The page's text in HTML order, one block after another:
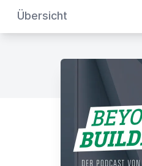
Übersicht